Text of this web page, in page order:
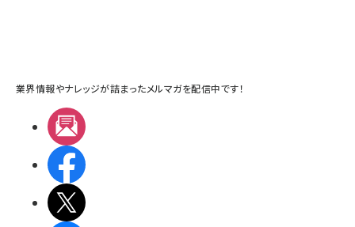
業界情報やナレッジが詰まったメルマガを配信中です！